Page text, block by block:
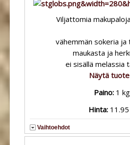
Viljattomia
vähemmän sokeria ja
maukasta ja
ei sisällä melassia
Näytä
Paino: 1 kg
Hinta:
Vaihtoehdot